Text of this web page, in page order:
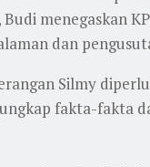
menegaskan
dan
Silmy
fakta-fakta